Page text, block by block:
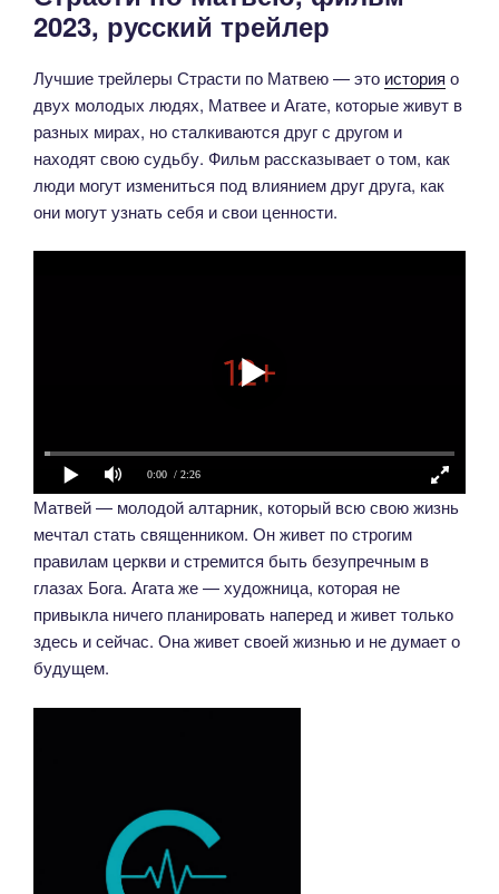
2023, русский трейлер
Лучшие трейлеры Страсти по Матвею — это история о
двух молодых людях, Матвее и Агате, которые живут в
разных мирах, но сталкиваются друг с другом и
находят свою судьбу. Фильм рассказывает о том, как
люди могут измениться под влиянием друг друга, как
они могут узнать себя и свои ценности.
0:00 / 2:26
Матвей — молодой алтарник, который всю свою жизнь
мечтал стать священником. Он живет по строгим
правилам церкви и стремится быть безупречным в
глазах Бога. Агата же — художница, которая не
привыкла ничего планировать наперед и живет только
здесь и сейчас. Она живет своей жизнью и не думает о
будущем.